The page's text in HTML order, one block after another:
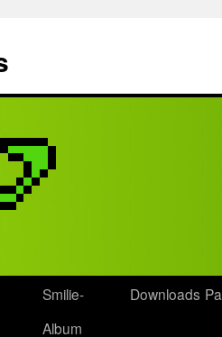
Smilie-
Album
Downloads